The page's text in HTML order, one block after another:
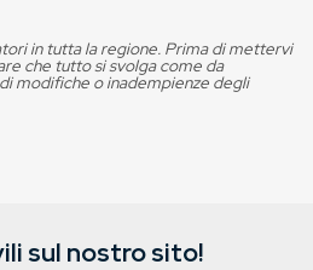
in tutta la regione. Prima di mettervi
che tutto si svolga come da
modifiche o inadempienze degli
sul nostro sito!